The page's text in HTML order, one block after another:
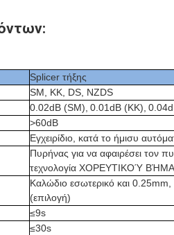
Splicer τήξης
SM, ΚΚ, DS, NZDS
0.02dB (SM) 0.01dB (ΚΚ)
>60dB
Εγχειρίδιο, κατά το ήμισυ
Πυρήνας για να αφαιρέσει τον
τεχνολογία ΧΟΡΕΥΤΙΚΟΎ
Καλώδιο εσωτερικό και
(επιλογή)
≤9s
≤30s